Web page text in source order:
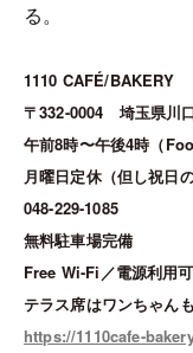
る。
1110 CAFÉ/BAKERY
〒332-0004 埼玉県川
午前8時〜午後4時（
月曜日定休（但し祝日
048-229-1085
無料駐車場完備
Free Wi-Fi／電源利用
テラス席はワンちゃん
https://1110cafe-